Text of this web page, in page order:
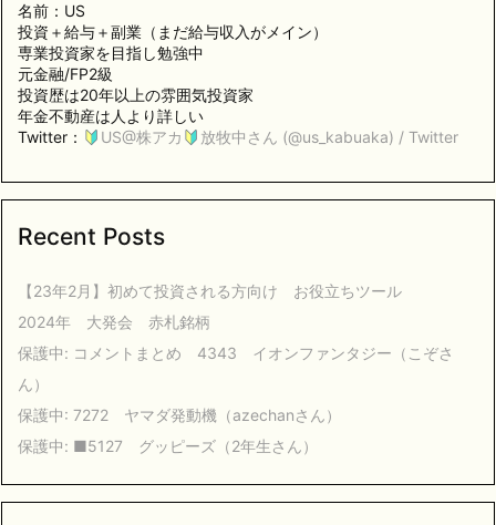
名前：US
投資＋給与＋副業（まだ給与収入がメイン）
専業投資家を目指し勉強中
元金融/FP2級
投資歴は20年以上の雰囲気投資家
年金不動産は人より詳しい
Twitter：
US@株アカ 放牧中さん (@us_kabuaka) / Twitter
Recent Posts
【23年2月】初めて投資される方向け お役立ちツール
2024年 大発会 赤札銘柄
保護中: コメントまとめ 4343 イオンファンタジー（こぞさ
ん）
保護中: 7272 ヤマダ発動機（azechanさん）
保護中: ■5127 グッピーズ（2年生さん）